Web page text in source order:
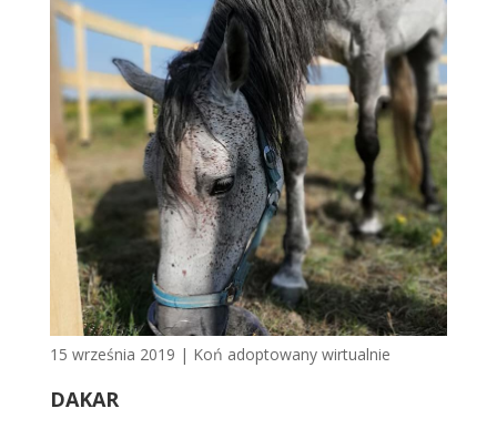
15 września 2019 | Koń adoptowany wirtualnie
DAKAR